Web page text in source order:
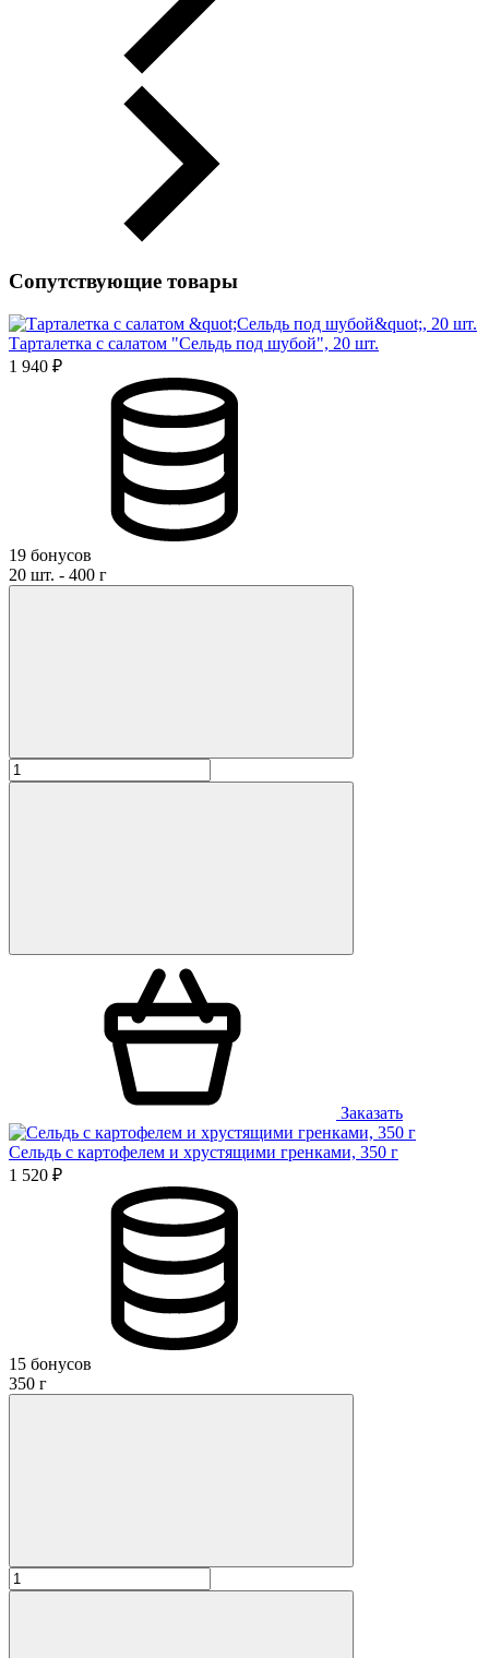
Сопутствующие товары
Тарталетка с салатом "Сельдь под шубой", 20 шт.
1 940 ₽
19 бонусов
20 шт. - 400 г
Заказать
Сельдь с картофелем и хрустящими гренками, 350 г
1 520 ₽
15 бонусов
350 г